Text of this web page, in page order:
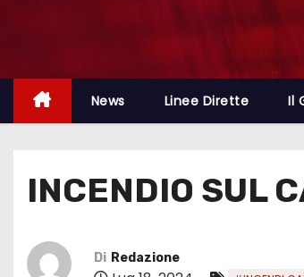
News Linee Dirette Il
INCENDIO SUL
Di Redazione